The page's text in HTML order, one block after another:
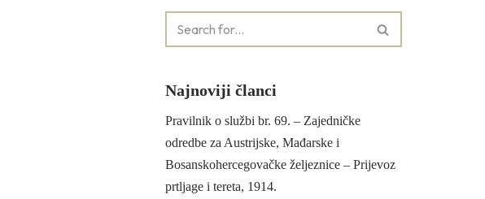
Najnoviji članci
Pravilnik o službi br. 69. – Zajedničke
odredbe za Austrijske, Mađarske i
Bosanskohercegovačke željeznice – Prijevoz
prtljage i tereta, 1914.